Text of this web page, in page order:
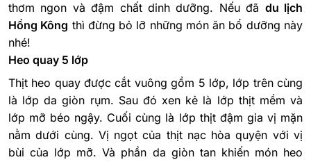
thơm ngon và đậm chất dinh dưỡng. Nếu đã du lịch
Hồng Kông thì đừng bỏ lỡ những món ăn bổ dưỡng này
nhé!
Heo quay 5 lớp
Thịt heo quay được cắt vuông gồm 5 lớp, lớp trên cùng
là lớp da giòn rụm. Sau đó xen kẻ là lớp thịt mềm và
lớp mỡ béo ngậy. Cuối cùng là lớp thịt đậm gia vị mặn
nằm dưới cùng. Vị ngọt của thịt nạc hòa quyện với vị
bùi của lớp mỡ. Và phần da giòn tan khiến món heo